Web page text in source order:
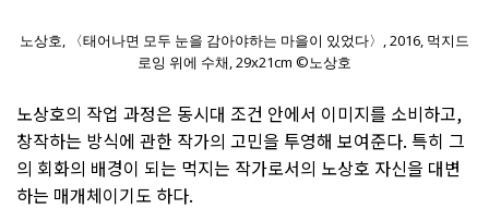
노상호, 〈태어나면 모두 눈을 감아야하는 마을이 있었다〉, 2016, 먹지드
로잉 위에 수채, 29x21cm ©노상호
노상호의 작업 과정은 동시대 조건 안에서 이미지를 소비하고,
창작하는 방식에 관한 작가의 고민을 투영해 보여준다. 특히 그
의 회화의 배경이 되는 먹지는 작가로서의 노상호 자신을 대변
하는 매개체이기도 하다.